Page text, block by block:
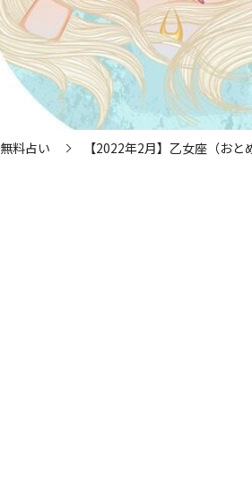
無料占い 【2022年2月】乙女座（おと